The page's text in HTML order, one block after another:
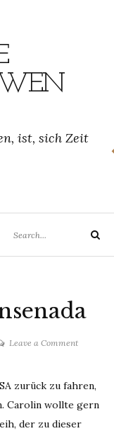
ist, sich Zeit
for:
Search
Leave a Commenton
zurück zu fahren,
Carolin wollte gern
der zu dieser